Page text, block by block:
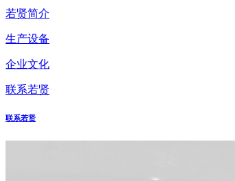
若贤简介
生产设备
企业文化
联系若贤
联系若贤